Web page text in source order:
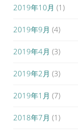
2019年10月 (1)
2019年9月 (4)
2019年4月 (3)
2019年2月 (3)
2019年1月 (7)
2018年7月 (1)